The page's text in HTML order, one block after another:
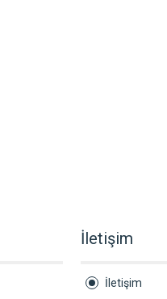
İletişim
İletişim